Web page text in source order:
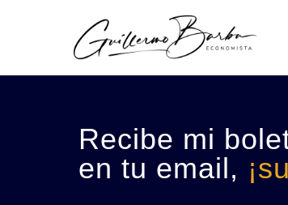
Recibe mi
en tu email,